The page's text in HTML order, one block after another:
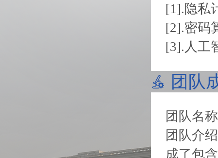
[1].隐私
[2].密码
[3].人工
团队
团队名
团队介
成了包